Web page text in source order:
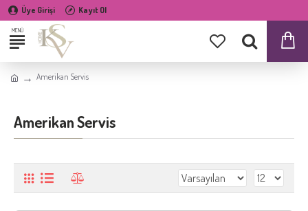
Üye Girişi Kayıt Ol
Amerikan Servis
Amerikan Servis